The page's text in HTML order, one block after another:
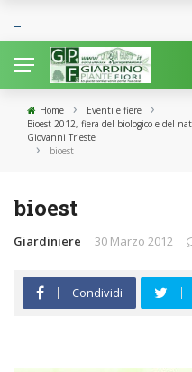
Home › Eventi e fiere ›
Bioest 2012, fiera del biologico e del
Giovanni Trieste
› bioest
bioest
Giardiniere 30 Marzo 2012
Condividi